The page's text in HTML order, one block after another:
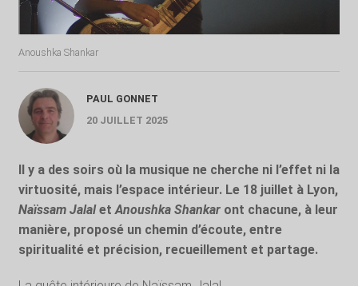
Anoushka Shankar
PAUL GONNET
20 JUILLET 2025
Il y a des soirs où la musique ne cherche ni l’effet ni la
virtuosité, mais l’espace intérieur. Le 18 juillet à Lyon,
Naïssam JalaletAnoushka Shankaront chacune, à leur
manière, proposé un chemin d’écoute, entre
spiritualité et précision, recueillement et partage.